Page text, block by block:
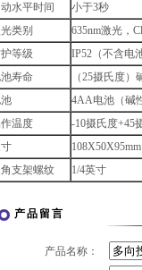
水平时间
小于3秒
类别
635nm激光，
护等级
IP52（不含电
寿命
（25摄氏度
4AA电池（碱
温度
-10摄氏度+45
108X50X95mm
支架螺纹
1/4英寸
产品留言
产品名称：